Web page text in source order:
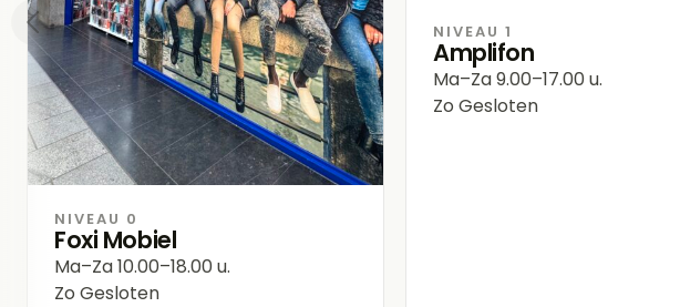
NIVEAU 0
Foxi Mobiel
Ma–Za10.00–18.00 u.
Zo Gesloten
NIVEAU 1
Amplifon
Ma–Za9.00–17.00 u.
Zo Gesloten